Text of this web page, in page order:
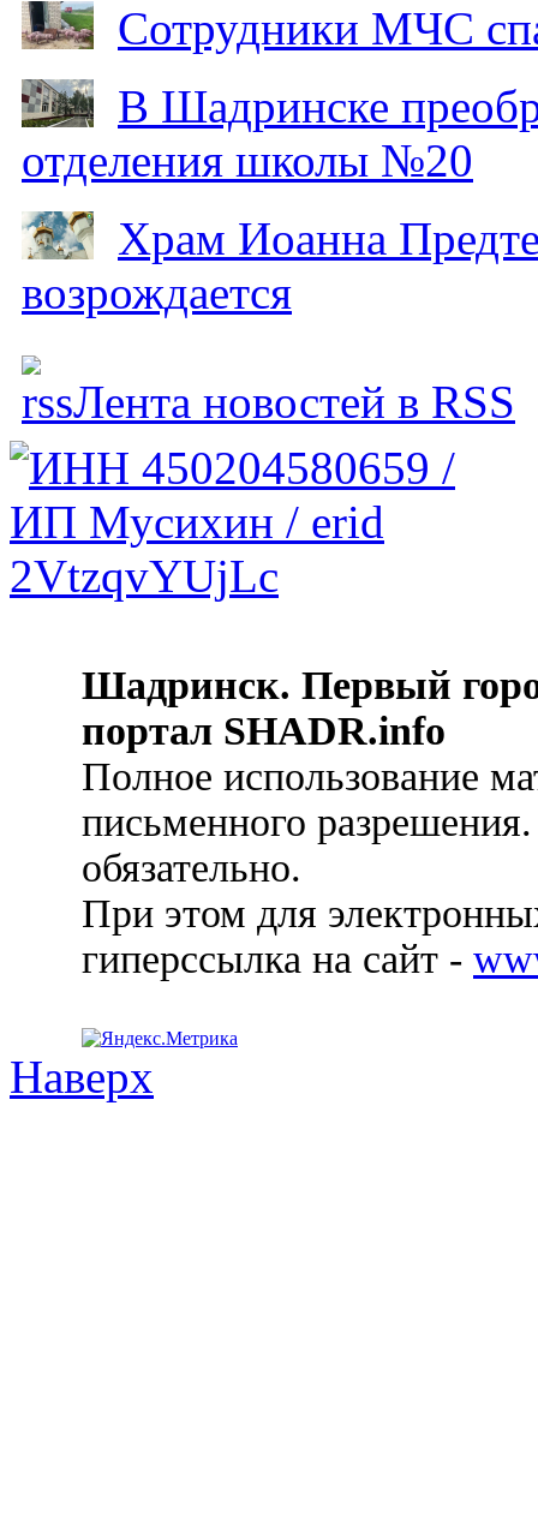
Сотрудники МЧС
В Шадринске
отделения школы №20
Храм Иоанна
возрождается
Лента новостей в RSS
Шадринск. Первый
портал SHADR.info
Полное использование
письменного
обязательно.
При этом для
гиперссылка на сайт -
Наверх